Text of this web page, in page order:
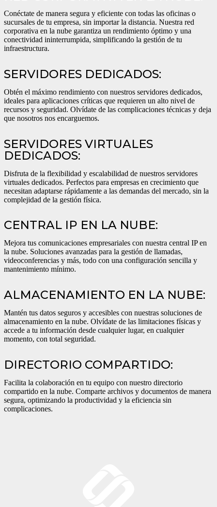
Conéctate de manera segura y eficiente con todas las oficinas o
sucursales de tu empresa, sin importar la distancia. Nuestra red
corporativa en la nube garantiza un rendimiento óptimo y una
conectividad ininterrumpida, simplificando la gestión de tu
infraestructura.
SERVIDORES DEDICADOS:
Obtén el máximo rendimiento con nuestros servidores dedicados,
ideales para aplicaciones críticas que requieren un alto nivel de
recursos y seguridad. Olvídate de las complicaciones técnicas y deja
que nosotros nos encarguemos.
SERVIDORES VIRTUALES
DEDICADOS:
Disfruta de la flexibilidad y escalabilidad de nuestros servidores
virtuales dedicados. Perfectos para empresas en crecimiento que
necesitan adaptarse rápidamente a las demandas del mercado, sin la
complejidad de la gestión física.
CENTRAL IP EN LA NUBE:
Mejora tus comunicaciones empresariales con nuestra central IP en
la nube. Soluciones avanzadas para la gestión de llamadas,
videoconferencias y más, todo con una configuración sencilla y
mantenimiento mínimo.
ALMACENAMIENTO EN LA NUBE:
Mantén tus datos seguros y accesibles con nuestras soluciones de
almacenamiento en la nube. Olvídate de las limitaciones físicas y
accede a tu información desde cualquier lugar, en cualquier
momento, con total seguridad.
DIRECTORIO COMPARTIDO:
Facilita la colaboración en tu equipo con nuestro directorio
compartido en la nube. Comparte archivos y documentos de manera
segura, optimizando la productividad y la eficiencia sin
complicaciones.